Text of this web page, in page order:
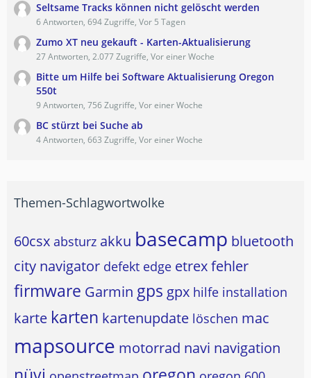
Seltsame Tracks können nicht gelöscht werden
6 Antworten, 694 Zugriffe, Vor 5 Tagen
Zumo XT neu gekauft - Karten-Aktualisierung
27 Antworten, 2.077 Zugriffe, Vor einer Woche
Bitte um Hilfe bei Software Aktualisierung Oregon
550t
9 Antworten, 756 Zugriffe, Vor einer Woche
BC stürzt bei Suche ab
4 Antworten, 663 Zugriffe, Vor einer Woche
Themen-Schlagwortwolke
60csx absturz akku basecamp bluetooth
city navigator defekt edge etrexfehler
firmware Garmin gps gpx hilfe installation
karte karten kartenupdate löschen mac
mapsource motorrad navi navigation